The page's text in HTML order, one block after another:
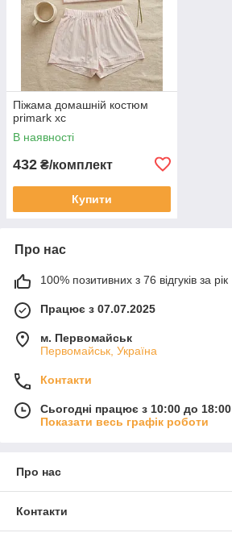
Піжама домашній костюм
primark хс
В наявності
432 ₴/комплект
Купити
Про нас
100% позитивних з 76 відгуків за рік
Працює з 07.07.2025
м. Первомайськ
Первомайськ, Україна
Контакти
Сьогодні працює з 10:00 до 18:00
Показати весь графік роботи
Про нас
Контакти